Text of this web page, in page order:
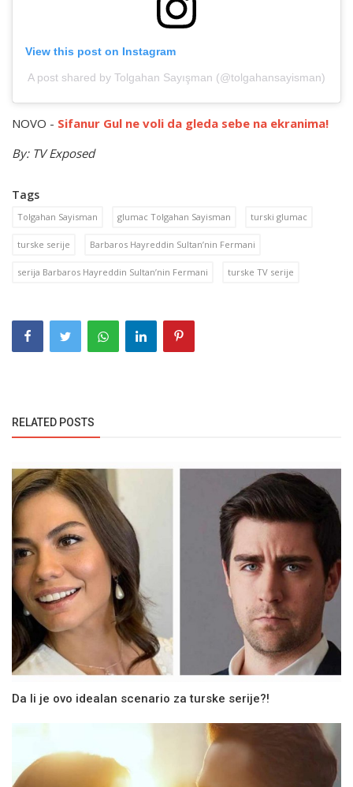
View this post on Instagram
A post shared by Tolgahan Sayışman (@tolgahansayisman)
NOVO - Sifanur Gul ne voli da gleda sebe na ekranima!
By: TV Exposed
Tags
Tolgahan Sayisman glumac Tolgahan Sayisman turski glumac
turske serije Barbaros Hayreddin Sultan’nin Fermani
serija Barbaros Hayreddin Sultan’nin Fermani turske TV serije
RELATED POSTS
Da li je ovo idealan scenario za turske serije?!